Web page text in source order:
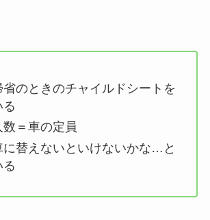
のときのチャイルドシートを
数＝車の定員
に替えないといけないかな…と
る